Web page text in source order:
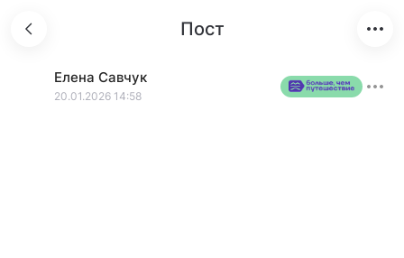
Пост
Елена Савчук
20.01.2026 14:58